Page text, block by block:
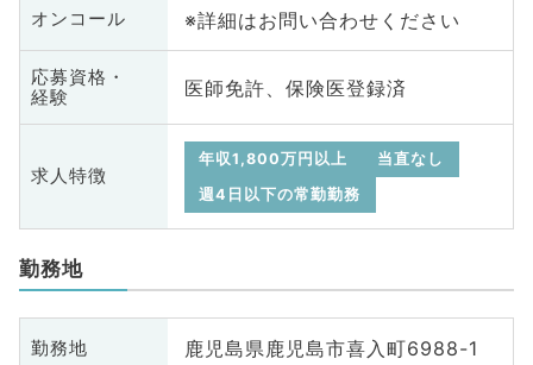
オンコール ※詳細はお問い合わせください
応募資格・
経験
医師免許、保険医登録済
求人特徴
年収1,800万円以上
当直なし
週4日以下の常勤勤務
勤務地
勤務地 鹿児島県鹿児島市喜入町6988-1